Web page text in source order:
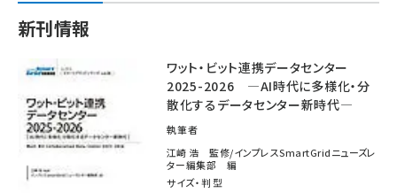
新刊情報
ワット・ビット連携データセンター
2025-2026 ―AI時代に多様化・分
散化するデータセンター新時代―
執筆者
江崎 浩 監修/インプレスSmartGridニューズレ
ター編集部 編
サイズ・判型